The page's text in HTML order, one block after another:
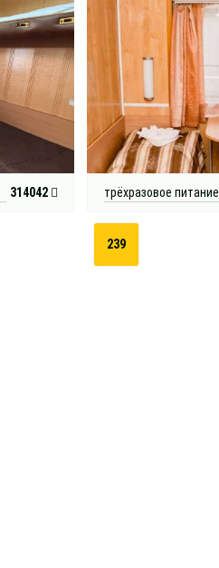
314042 трёхразовое питание
239